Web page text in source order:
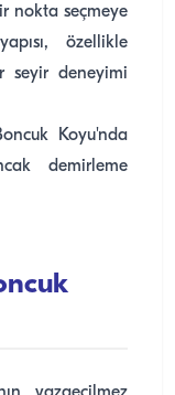
nokta seçmeye
özellikle
seyir deneyimi
Koyu'nda
demirleme